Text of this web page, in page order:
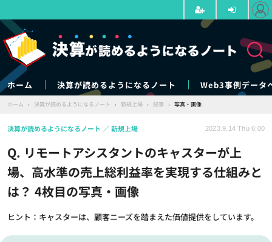
ホーム 決算が読めるようになるノート Web3事例データ
ホーム › 決算が読めるようになるノート › 新規上場 › 記事 › 写真・画像
Q. リモートアシスタントのキャスターが上
場、高水準の売上総利益率を実現する仕組みと
は？ 4枚目の写真・画像
ヒント：キャスターは、顧客ニーズを踏まえた価値提供をしています。
決算が読めるようになるノート 新規上場 2023.9.14 Thu 6:00